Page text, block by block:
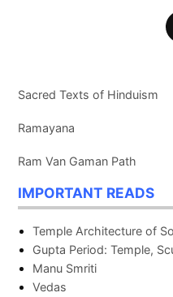
Sacred Texts of Hinduism
Ramayana
Ram Van Gaman Path
IMPORTANT READS
Temple Architecture of
Gupta Period: Temple,
Manu Smriti
Vedas